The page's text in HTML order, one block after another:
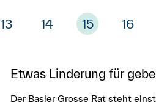
13 14 15 16
Etwas Linderung für
Der Basler Grosse Rat steht